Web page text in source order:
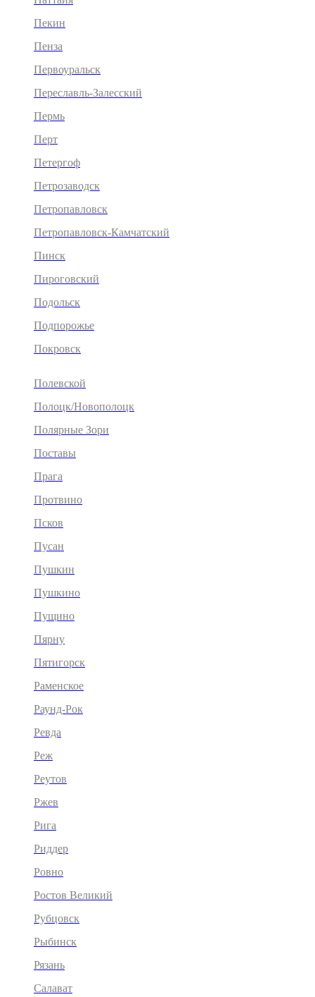
Пекин
Пенза
Первоуральск
Переславль-Залесский
Пермь
Перт
Петергоф
Петрозаводск
Петропавловск
Петропавловск-Камчатский
Пинск
Пироговский
Подольск
Подпорожье
Покровск
Полевской
Полоцк/Новополоцк
Полярные Зори
Поставы
Прага
Протвино
Псков
Пусан
Пушкин
Пушкино
Пущино
Пярну
Пятигорск
Раменское
Раунд-Рок
Ревда
Реж
Реутов
Ржев
Рига
Риддер
Ровно
Ростов Великий
Рубцовск
Рыбинск
Рязань
Салават